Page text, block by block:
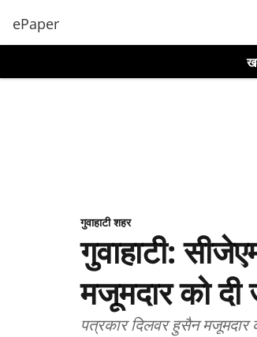
ePaper
गुवाहाटी शहर
गुवाहाटी:
मजूमदार को
पत्रकार दिलवर हुसैन मजूमदार